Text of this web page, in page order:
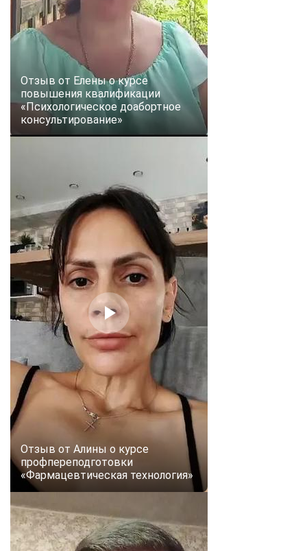
Отзыв от Елены о курсе
повышения квалификации
«Психологическое доабортное
консультирование»
Отзыв от Алины о курсе
профпереподготовки
«Фармацевтическая технология»